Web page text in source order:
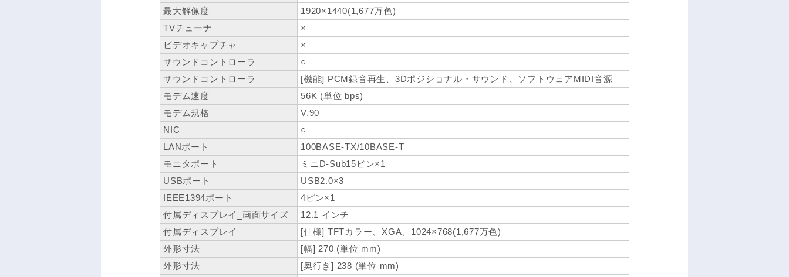
最大解像度
1920×1440(1,677万色)
TVチューナ
×
ビデオキャプチャ
×
サウンドコントローラ
○
サウンドコントローラ
[機能] PCM録音再生、3Dポジショナル・サウンド、ソフトウェアMIDI音源
モデム速度
56K (単位 bps)
モデム規格
V.90
NIC
○
LANポート
100BASE-TX/10BASE-T
モニタポート
ミニD-Sub15ピン×1
USBポート
USB2.0×3
IEEE1394ポート
4ピン×1
付属ディスプレイ_画面サイズ
12.1 インチ
付属ディスプレイ
[仕様] TFTカラー、XGA、1024×768(1,677万色)
外形寸法
[幅] 270 (単位 mm)
外形寸法
[奥行き] 238 (単位 mm)